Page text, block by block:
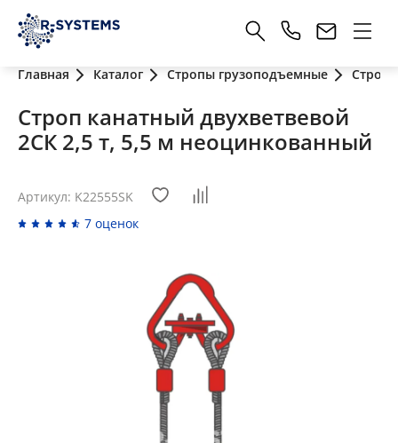
Главная Каталог Стропы грузоподъемные
Строп канатный двухветвевой
2СК 2,5 т, 5,5 м неоцинкованный
Артикул: K22555SK
7 оценок